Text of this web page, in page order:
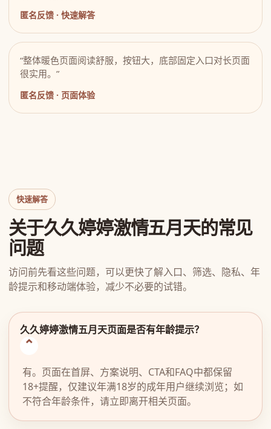
匿名反馈 · 快速解答
“整体暖色页面阅读舒服，按钮大，底部固定入口对长页面
很实用。”
匿名反馈 · 页面体验
快速解答
关于久久婷婷激情五月天的常见
问题
访问前先看这些问题，可以更快了解入口、筛选、隐私、年
龄提示和移动端体验，减少不必要的试错。
久久婷婷激情五月天页面是否有年龄提示？
有。页面在首屏、方案说明、CTA和FAQ中都保留
18+提醒，仅建议年满18岁的成年用户继续浏览；如
不符合年龄条件，请立即离开相关页面。